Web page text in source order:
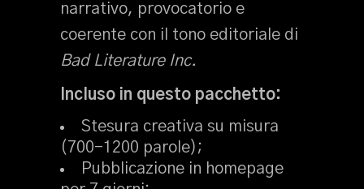
narrativo, provocatorio e
coerente con il tono editoriale di
Bad Literature Inc.
Incluso in questo pacchetto:
Stesura creativa su misura
(700–1200 parole);
Pubblicazione in homepage